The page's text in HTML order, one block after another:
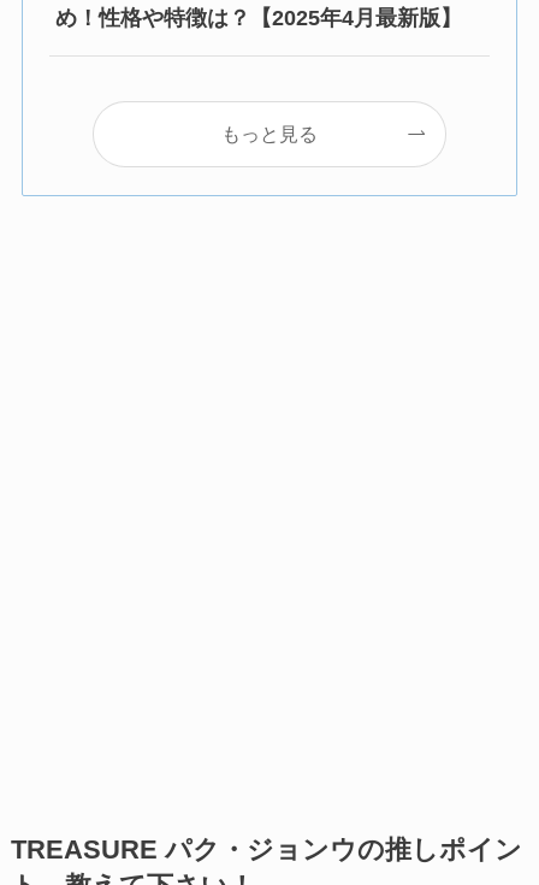
め！性格や特徴は？【2025年4月最新版】
もっと見る
TREASURE パク・ジョンウの推しポイン